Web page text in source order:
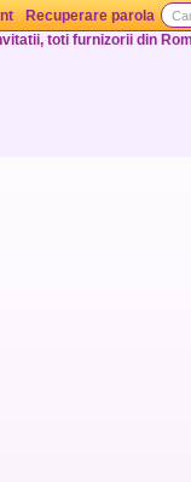
Recuperare parola
toti furnizorii din